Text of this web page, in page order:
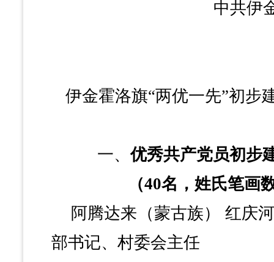
中共伊金霍洛
伊金霍洛旗“两优一先”初步
一、优秀共产党员初步
（40名，姓氏笔画
阿腾达来（蒙古族）
红庆
部书记、村委会主任